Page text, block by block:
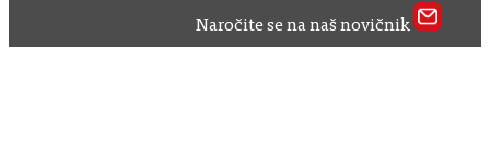
Naročite se na naš novičnik